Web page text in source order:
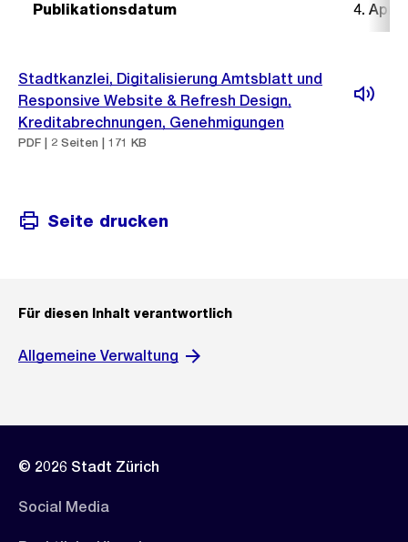
Publikationsdatum 4. April
Stadtkanzlei, Digitalisierung Amtsblatt und
Responsive Website & Refresh Design,
Kreditabrechnungen, Genehmigungen
PDF | 2 Seiten | 171 KB
Seite drucken
Für diesen Inhalt verantwortlich
Allgemeine Verwaltung
© 2026 Stadt Zürich
Social Media